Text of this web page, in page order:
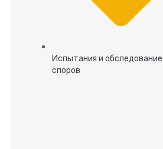
Испытания и
споров